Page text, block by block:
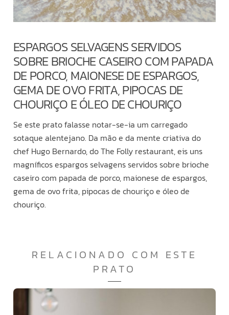
ESPARGOS SELVAGENS SERVIDOS
SOBRE BRIOCHE CASEIRO COM PAPADA
DE PORCO, MAIONESE DE ESPARGOS,
GEMA DE OVO FRITA, PIPOCAS DE
CHOURIÇO E ÓLEO DE CHOURIÇO
Se este prato falasse notar-se-ia um carregado
sotaque alentejano. Da mão e da mente criativa do
chef Hugo Bernardo, do The Folly restaurant, eis uns
magníficos espargos selvagens servidos sobre brioche
caseiro com papada de porco, maionese de espargos,
gema de ovo frita, pipocas de chouriço e óleo de
chouriço.
RELACIONADO COM ESTE
PRATO